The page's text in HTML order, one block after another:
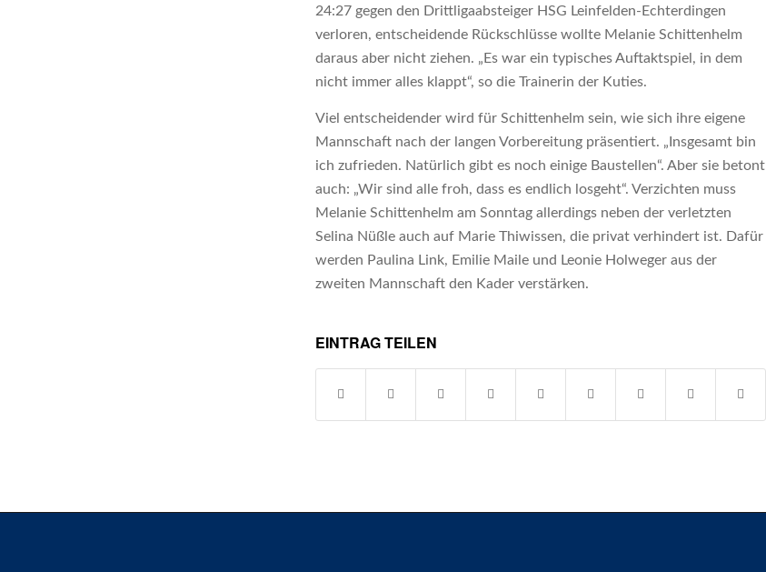
24:27 gegen den Drittligaabsteiger HSG Leinfelden-Echterdingen
verloren, entscheidende Rückschlüsse wollte Melanie Schittenhelm
daraus aber nicht ziehen. „Es war ein typisches Auftaktspiel, in dem
nicht immer alles klappt“, so die Trainerin der Kuties.
Viel entscheidender wird für Schittenhelm sein, wie sich ihre eigene
Mannschaft nach der langen Vorbereitung präsentiert. „Insgesamt bin
ich zufrieden. Natürlich gibt es noch einige Baustellen“. Aber sie betont
auch: „Wir sind alle froh, dass es endlich losgeht“. Verzichten muss
Melanie Schittenhelm am Sonntag allerdings neben der verletzten
Selina Nüßle auch auf Marie Thiwissen, die privat verhindert ist. Dafür
werden Paulina Link, Emilie Maile und Leonie Holweger aus der
zweiten Mannschaft den Kader verstärken.
EINTRAG TEILEN